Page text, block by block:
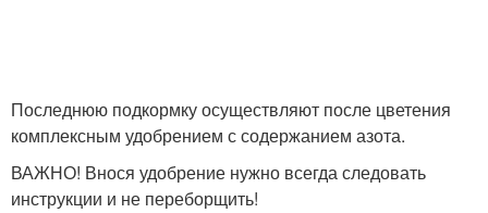
Последнюю подкормку осуществляют после цветения
комплексным удобрением с содержанием азота.
ВАЖНО! Внося удобрение нужно всегда следовать
инструкции и не переборщить!